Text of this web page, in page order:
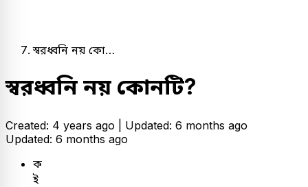
স্বরধ্বনি নয় কো…
স্বরধ্বনি নয় কোনটি?
Created: 4 years ago | Updated: 6 months ago
Updated: 6 months ago
ক
ই